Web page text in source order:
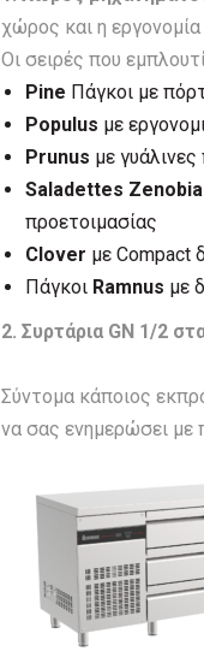
χώρος και η
Οι σειρές που
Pine Πάγκοι με
Populus με
Prunus με
Saladettes Zenobia
προετοιμασίας
Clover με Compact
Πάγκοι Ramnus με
2. Συρτάρια GN 1/2
Σύντομα κάποιος
να σας ενημερώσει με